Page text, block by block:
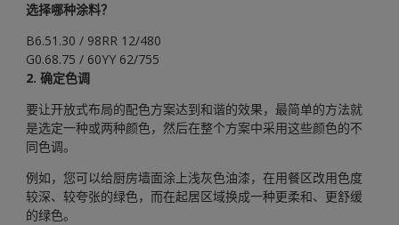
选择哪种涂料？
B6.51.30 / 98RR 12/480
G0.68.75 / 60YY 62/755
2. 确定色调
要让开放式布局的配色方案达到和谐的效果，最简单的方法就
是选定一种或两种颜色，然后在整个方案中采用这些颜色的不
同色调。
例如，您可以给厨房墙面涂上浅灰色油漆，在用餐区改用色度
较深、较夸张的绿色，而在起居区域换成一种更柔和、更舒缓
的绿色。